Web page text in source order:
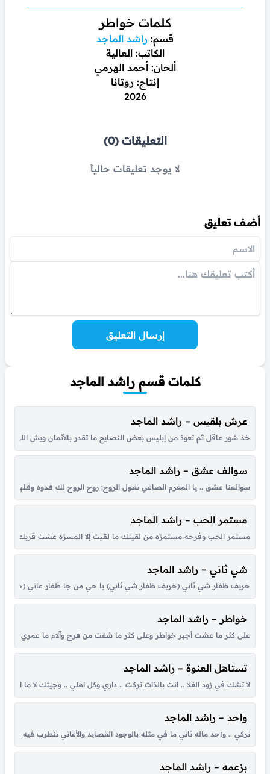
كلمات خواطر
قسم: راشد الماجد
الكاتب: العالية
ألحان: أحمد الهرمي
إنتاج: روتانا
2026
التعليقات (0)
لا يوجد تعليقات حالياً
أضف تعليق
إرسال التعليق
كلمات قسم راشد الماجد
عرش بلقيس – راشد الماجد
خذ شور عاقل ثم تعوذ من إبليس بعض النصايح ما تقدر بالأثمان ويش اللي
سوالف عشق – راشد الماجد
سوالـفنا عشق .. يا المغرم الصاغي تقــول الروح: روح الروح لك فـدوه وقــلبي لـو
مستمر الحب – راشد الماجد
مستمر الحب وفرحه مستمرّه من لقيتك ما لقيت إلا المسرّة عشت قربك
شي ثاني – راشد الماجد
خريف ظفار شي ثاني (خريف ظفار شي ثاني) يا حي من جا ظَفار عاني (خريف
خواطر – راشد الماجد
على كثر ما عشت أجبر خواطر وعلى كثر ما شفت من فرح وآلام ما عمري حسيت
تستاهل العنوة – راشد الماجد
لا تشك في زود الغلا .. انت بالذات تركت .. داري وكل اهلي .. وجيتك لا ما
واحد – راشد الماجد
تركي .. و١حد ماله ثاني ما في مثله بالوجود القصايد والأغاني تنطرب فيه وتزود افرح .. الفرح انخلق لك يا عسى عمرك طويل مابعدك انسان و قبلك نادرٍ فارق اصيل أنت .. و١حد بالبشر كل طيب الناس فيه وانت مره بالعمر واشهد...
بزعمه – راشد الماجد